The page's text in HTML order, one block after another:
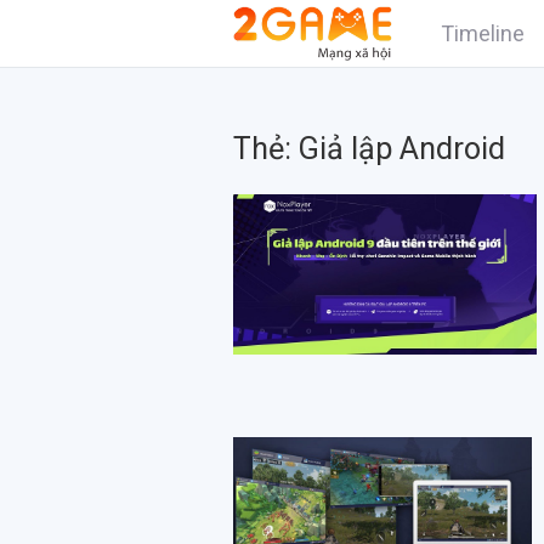
Timeline
Thẻ: Giả lập Android